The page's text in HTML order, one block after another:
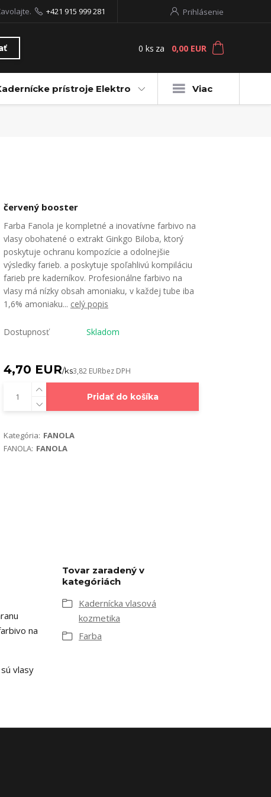
Prihlásenie
+421 915 999 281
0 ks za 0,00 EUR
prístroje Elektro Viac
červený booster
Farba Fanola je kompletné a inovatívne farbivo na
vlasy obohatené o extrakt Ginkgo Biloba, ktorý
poskytuje ochranu kompozície a odolnejšie
výsledky farieb. a poskytuje spoľahlivú kompiláciu
farieb pre kaderníkov. Profesionálne farbivo na
vlasy má nízky obsah amoniaku, v každej tube iba
1,6% amoniaku... celý popis
Dostupnosť Skladom
4,70 EUR/ks3,82 EURbez DPH
Pridať do košíka
Kategória: FANOLA
FANOLA: FANOLA
na
vlasy
Tovar zaradený v
kategóriách
Kadernícka vlasová
kozmetika
Farba